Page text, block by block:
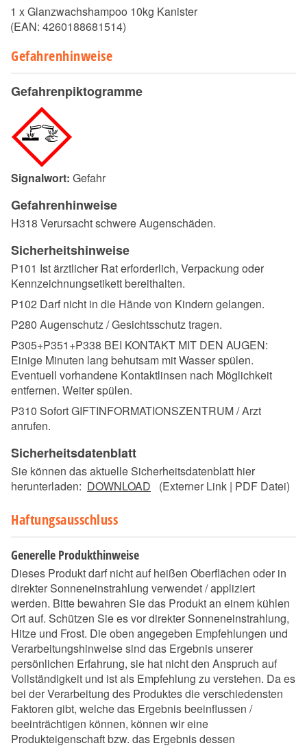
1 x Glanzwachshampoo 10kg Kanister
(EAN: 4260188681514)
Gefahrenhinweise
Gefahrenpiktogramme
Signalwort: Gefahr
Gefahrenhinweise
H318 Verursacht schwere Augenschäden.
Sicherheitshinweise
P101 Ist ärztlicher Rat erforderlich, Verpackung oder
Kennzeichnungsetikett bereithalten.
P102 Darf nicht in die Hände von Kindern gelangen.
P280 Augenschutz / Gesichtsschutz tragen.
P305+P351+P338 BEI KONTAKT MIT DEN AUGEN:
Einige Minuten lang behutsam mit Wasser spülen.
Eventuell vorhandene Kontaktlinsen nach Möglichkeit
entfernen. Weiter spülen.
P310 Sofort GIFTINFORMATIONSZENTRUM / Arzt
anrufen.
Sicherheitsdatenblatt
Sie können das aktuelle Sicherheitsdatenblatt hier
herunterladen: DOWNLOAD (Externer Link | PDF Datei)
Haftungsausschluss
Generelle Produkthinweise
Dieses Produkt darf nicht auf heißen Oberflächen oder in
direkter Sonneneinstrahlung verwendet / appliziert
werden. Bitte bewahren Sie das Produkt an einem kühlen
Ort auf. Schützen Sie es vor direkter Sonneneinstrahlung,
Hitze und Frost. Die oben angegeben Empfehlungen und
Verarbeitungshinweise sind das Ergebnis unserer
persönlichen Erfahrung, sie hat nicht den Anspruch auf
Vollständigkeit und ist als Empfehlung zu verstehen. Da es
bei der Verarbeitung des Produktes die verschiedensten
Faktoren gibt, welche das Ergebnis beeinflussen /
beeinträchtigen können, können wir eine
Produkteigenschaft bzw. das Ergebnis dessen